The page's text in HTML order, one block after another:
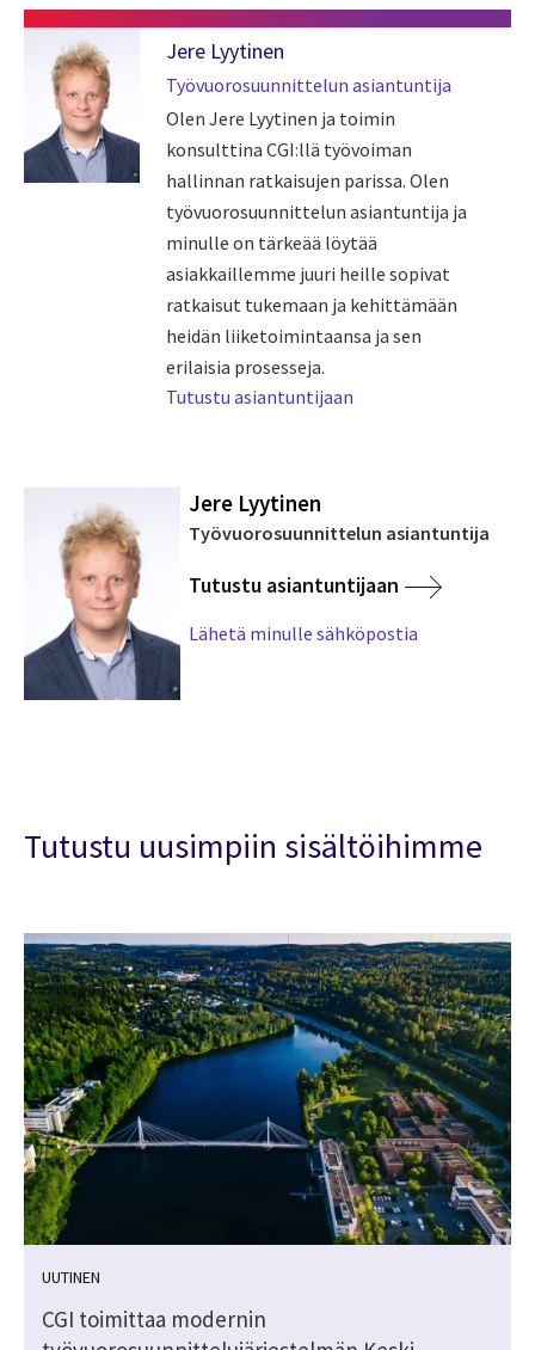
Jere Lyytinen
Työvuorosuunnittelun asiantuntija
Olen Jere Lyytinen ja toimin
konsulttina CGI:llä työvoiman
hallinnan ratkaisujen parissa. Olen
työvuorosuunnittelun asiantuntija ja
minulle on tärkeää löytää
asiakkaillemme juuri heille sopivat
ratkaisut tukemaan ja kehittämään
heidän liiketoimintaansa ja sen
erilaisia prosesseja.
Tutustu asiantuntijaan
Jere Lyytinen
Työvuorosuunnittelun asiantuntija
Tutustu asiantuntijaan
Lähetä minulle sähköpostia
Tutustu uusimpiin sisältöihimme
UUTINEN
CGI toimittaa modernin